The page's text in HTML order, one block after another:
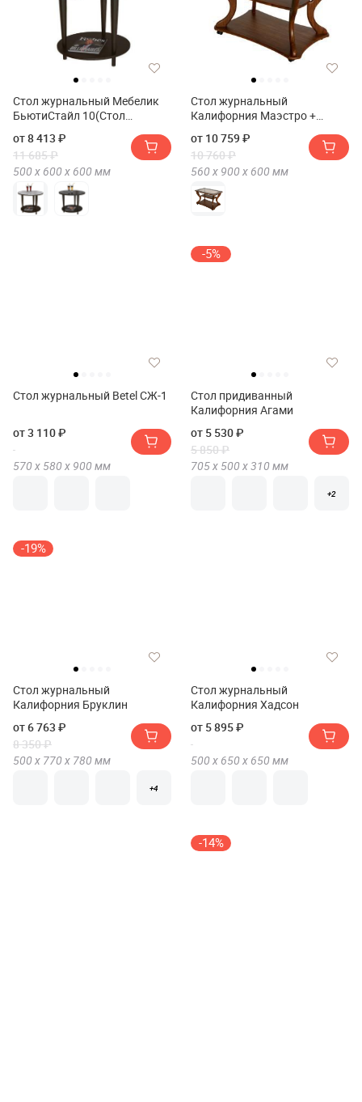
Стол журнальный Мебелик
БьютиСтайл 10(Стол
BeautyStyle 10)
от 8 413 ₽
11 685 ₽
500 х 600 х 600 мм
Стол журнальный
Калифорния Маэстро +
от 10 759 ₽
10 760 ₽
560 х 900 х 600 мм
Стол журнальный Betel СЖ-1
от 3 110 ₽
570 х 580 х 900 мм
-5%
Стол придиванный
Калифорния Агами
от 5 530 ₽
5 850 ₽
705 х 500 х310 мм
+2
-19%
Стол журнальный
Калифорния Бруклин
от 6 763 ₽
8 350 ₽
500 х 770 х 780 мм
+4
Стол журнальный
Калифорния Хадсон
от 5 895 ₽
500 х 650 х 650 мм
-14%